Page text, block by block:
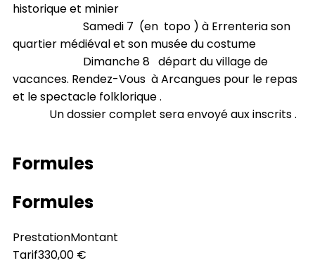
historique et minier
Samedi 7 (en topo ) à Errenteria son
quartier médiéval et son musée du costume
Dimanche 8 départ du village de
vacances. Rendez-Vous à Arcangues pour le repas
et le spectacle folklorique .
Un dossier complet sera envoyé aux inscrits .
Formules
Formules
PrestationMontant
Tarif330,00 €